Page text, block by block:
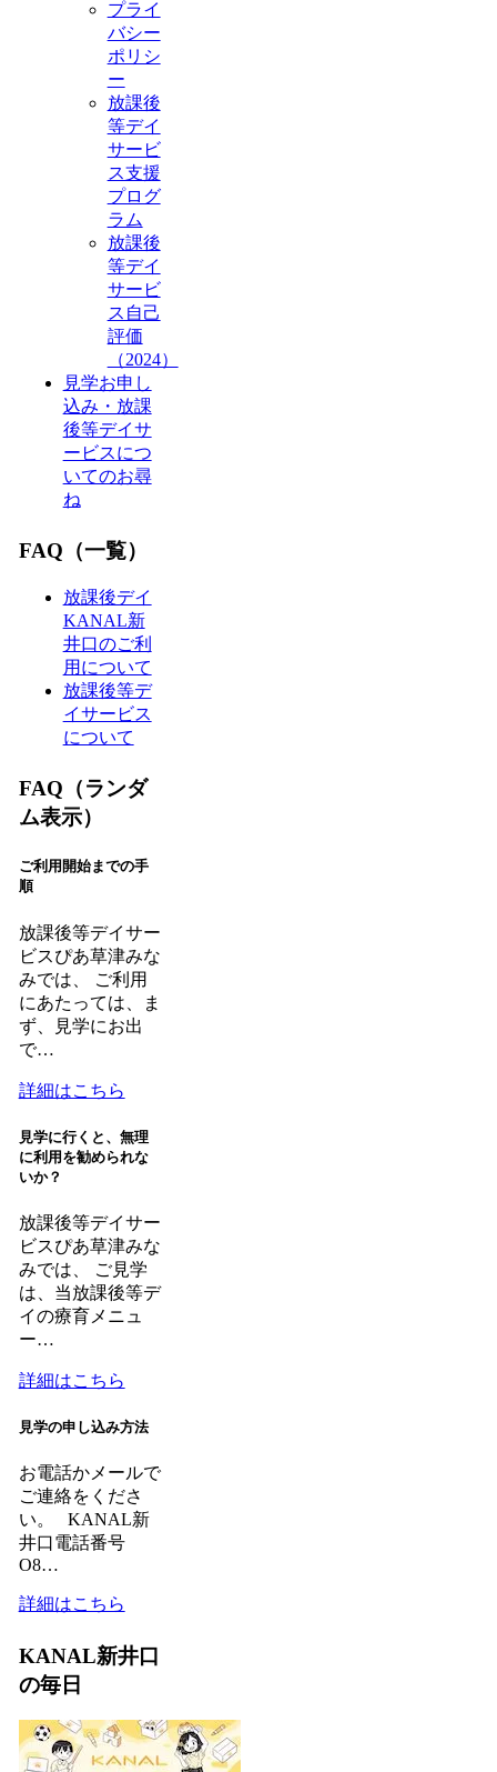
プライ
バシー
ポリシ
ー
放課後
等デイ
サービ
ス支援
プログ
ラム
放課後
等デイ
サービ
ス自己
評価
（2024）
見学お申し
込み・放課
後等デイサ
ービスにつ
いてのお尋
ね
FAQ（一覧）
放課後デイ
KANAL新
井口のご利
用について
放課後等デ
イサービス
について
FAQ（ランダ
ム表示）
ご利用開始までの手
順
放課後等デイサー
ビスぴあ草津みな
みでは、 ご利用
にあたっては、ま
ず、見学にお出
で…
詳細はこちら
見学に行くと、無理
に利用を勧められな
いか？
放課後等デイサー
ビスぴあ草津みな
みでは、 ご見学
は、当放課後等デ
イの療育メニュ
ー…
詳細はこちら
見学の申し込み方法
お電話かメールで
ご連絡をくださ
い。 KANAL新
井口電話番号
O8…
詳細はこちら
KANAL新井口
の毎日